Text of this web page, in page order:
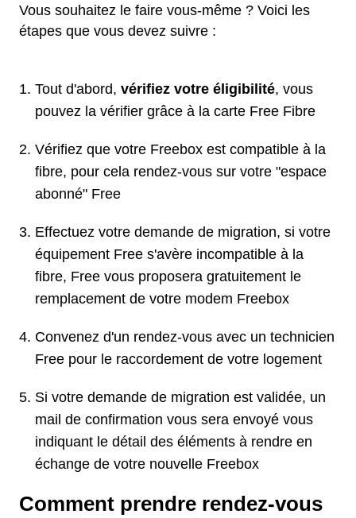
Vous souhaitez le faire vous-même ? Voici les
étapes que vous devez suivre :
Tout d'abord, vérifiez votre éligibilité, vous
pouvez la vérifier grâce à la carte Free Fibre
Vérifiez que votre Freebox est compatible à la
fibre, pour cela rendez-vous sur votre "espace
abonné" Free
Effectuez votre demande de migration, si votre
équipement Free s'avère incompatible à la
fibre, Free vous proposera gratuitement le
remplacement de votre modem Freebox
Convenez d'un rendez-vous avec un technicien
Free pour le raccordement de votre logement
Si votre demande de migration est validée, un
mail de confirmation vous sera envoyé vous
indiquant le détail des éléments à rendre en
échange de votre nouvelle Freebox
Comment prendre rendez-vous